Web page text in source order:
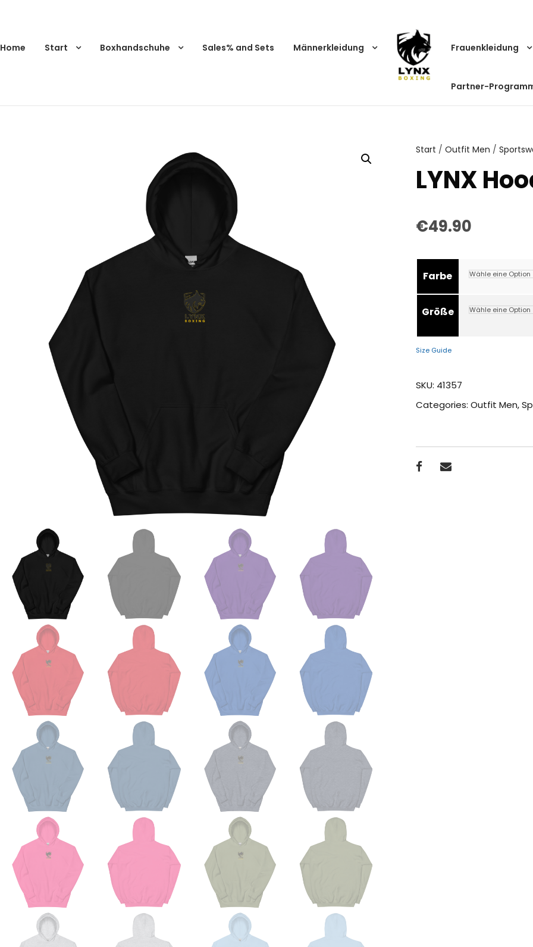
Home Start Boxhandschuhe Sales% and Sets Männerkleidung Frauenkleidung
Partner-
Start / Outfit Men /
LYNX
€49.90
Farbe
Größe
Size Guide
SKU: 41357
Categories: Outfit Men,